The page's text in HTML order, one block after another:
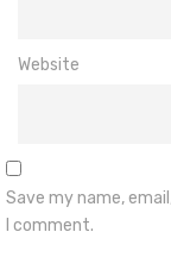
Website
Save my name,
I comment.